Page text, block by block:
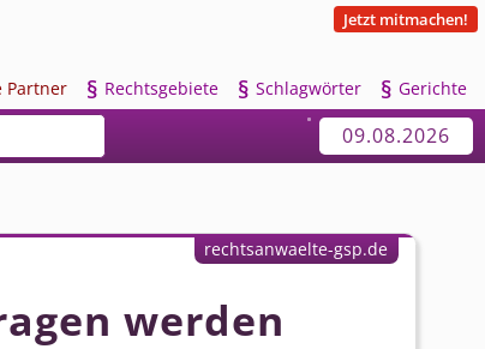
Jetzt mitmachen!
Partner § Rechtsgebiete § Schlagwörter § Gerichte
09.08.2026
werden
rechtsanwaelte-gsp.de